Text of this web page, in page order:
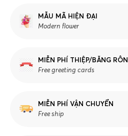
MẪU MÃ HIỆN ĐẠI
Modern flower
MIỄN PHÍ THIỆP/BĂNG RÔN
Free greeting cards
MIỄN PHÍ VẬN CHUYỂN
Free ship